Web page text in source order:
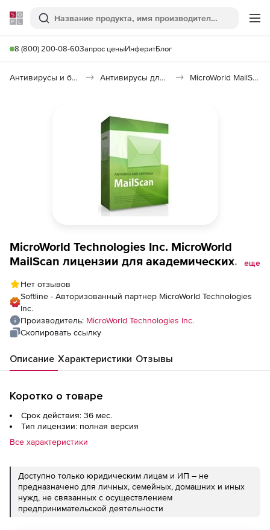
Softline
Поиск
8 (800) 200-08-60Запрос ценыИнферитБлог
Антивирусы и безопасность Антивирусы для организаций MicroWorld MailScan
MicroWorld Technologies Inc. MicroWorld
MailScan лицензии для академических
ящиков на 3 года
еще
Нет отзывов
Softline - Авторизованный партнер MicroWorld Technologies
Inc.
Производитель: MicroWorld Technologies Inc.
Скопировать ссылку
Описание Характеристики Отзывы
Коротко о товаре
Срок действия: 36 мес.
Тип лицензии: полная версия
Все характеристики
Доступно только юридическим лицам и ИП – не
предназначено для личных, семейных, домашних и иных
нужд, не связанных с осуществлением
предпринимательской деятельности